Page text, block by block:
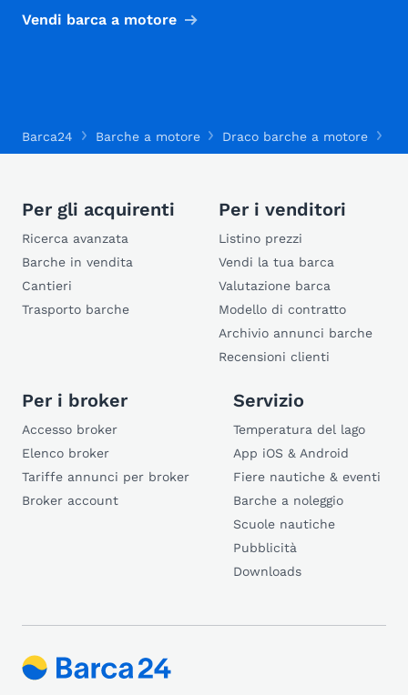
Vendi barca a motore
Barca24 Barche a motore Draco barche a motore
Per gli acquirenti
Ricerca avanzata
Barche in vendita
Cantieri
Trasporto barche
Per i venditori
Listino prezzi
Vendi la tua barca
Valutazione barca
Modello di contratto
Archivio annunci barche
Recensioni clienti
Per i broker
Accesso broker
Elenco broker
Tariffe annunci per broker
Broker account
Servizio
Temperatura del lago
App iOS & Android
Fiere nautiche & eventi
Barche a noleggio
Scuole nautiche
Pubblicità
Downloads